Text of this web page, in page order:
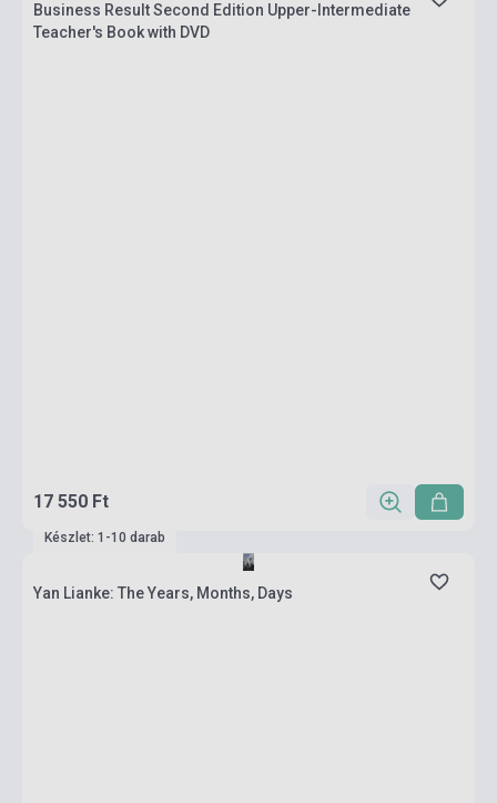
Business Result Second Edition Upper-Intermediate
Teacher's Book with DVD
17 550 Ft
Készlet: 1-10 darab
Yan Lianke: The Years, Months, Days